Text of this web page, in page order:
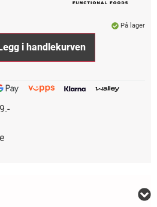
På lager
i handlekurven